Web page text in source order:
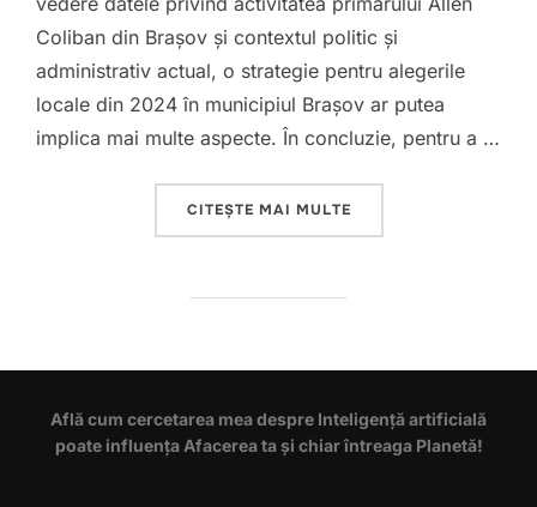
Coliban din Brașov și contextul politic și
administrativ actual, o strategie pentru alegerile
locale din 2024 în municipiul Brașov ar putea
implica mai multe aspecte. În concluzie, pentru a …
CITEȘTE MAI MULTE„CÂȘTIGĂTOR
Află cum cercetarea mea despre Inteligență artificială
poate influența Afacerea ta și chiar întreaga Planetă!